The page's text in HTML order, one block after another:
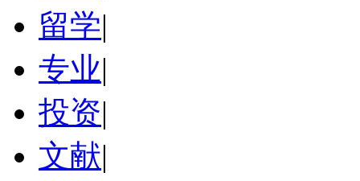
留学|
专业|
投资|
文献|